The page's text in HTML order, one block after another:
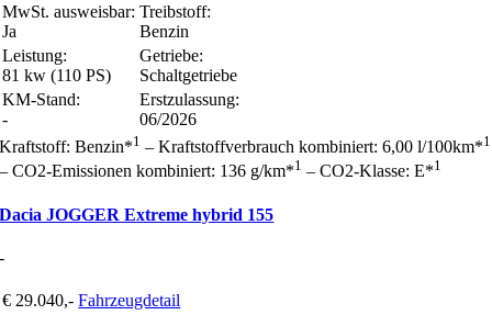
MwSt. ausweisbar:
Ja
Treibstoff:
Benzin
Leistung:
81 kw (110 PS)
Getriebe:
Schaltgetriebe
KM-Stand:
-
Erstzulassung:
06/2026
Kraftstoff: Benzin*1 – Kraftstoffverbrauch kombiniert: 6,00 l/100km*1
– CO2-Emissionen kombiniert: 136 g/km*1 – CO2-Klasse: E*1
Dacia JOGGER Extreme hybrid 155
-
€ 29.040,- Fahrzeugdetail